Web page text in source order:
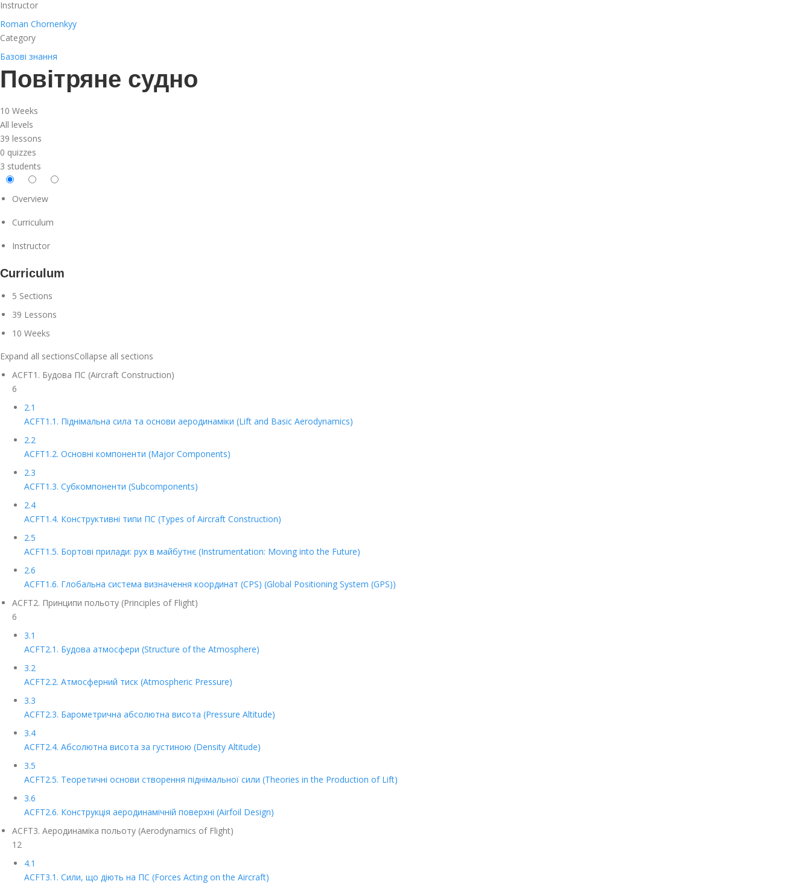
Instructor
Roman Chornenkyy
Category
Базові знання
Повітряне судно
10 Weeks
All levels
39 lessons
0 quizzes
3 students
Overview
Curriculum
Instructor
Curriculum
5 Sections
39 Lessons
10 Weeks
Expand all sectionsCollapse all sections
ACFT1. Будова ПС (Aircraft Construction)
6
2.1
ACFT1.1. Піднімальна сила та основи аеродинаміки (Lift and Basic Aerodynamics)
2.2
ACFT1.2. Основні компоненти (Major Components)
2.3
ACFT1.3. Субкомпоненти (Subcomponents)
2.4
ACFT1.4. Конструктивні типи ПС (Types of Aircraft Construction)
2.5
ACFT1.5. Бортові прилади: рух в майбутнє (Instrumentation: Moving into the Future)
2.6
ACFT1.6. Глобальна система визначення координат (СРS) (Global Positioning System (GPS))
ACFT2. Принципи польоту (Principles of Flight)
6
3.1
ACFT2.1. Будова атмосфери (Structure of the Atmosphere)
3.2
ACFT2.2. Атмосферний тиск (Atmospheric Pressure)
3.3
ACFT2.3. Барометрична абсолютна висота (Pressure Altitude)
3.4
ACFT2.4. Абсолютна висота за густиною (Density Altitude)
3.5
ACFT2.5. Теоретичні основи створення піднімальної сили (Theories in the Production of Lift)
3.6
ACFT2.6. Конструкція аеродинамічній поверхні (Airfoil Design)
ACFT3. Аеродинаміка польоту (Aerodynamics of Flight)
12
4.1
ACFT3.1. Сили, що діють на ПС (Forces Acting on the Aircraft)